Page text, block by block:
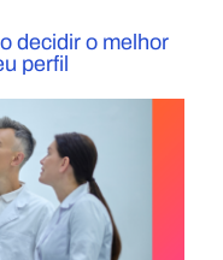
decidir o melhor
perfil